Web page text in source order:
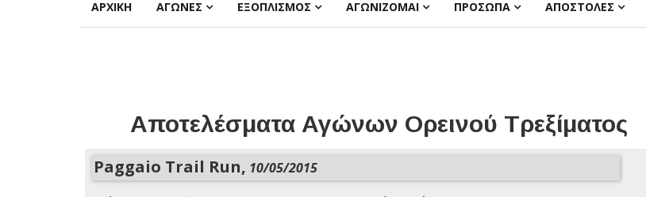
ΑΡΧΙΚΗ ΑΓΩΝΕΣ ΕΞΟΠΛΙΣΜΟΣ ΑΓΩΝΙΖΟΜΑΙ ΠΡΟΣΩΠΑ ΑΠΟΣΤΟΛΕΣ
Αποτελέσματα Αγώνων Ορεινού Τρεξίματος
Paggaio Trail Run, 10/05/2015